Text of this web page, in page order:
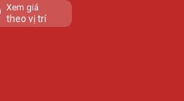
Xem giá
theo vị trí